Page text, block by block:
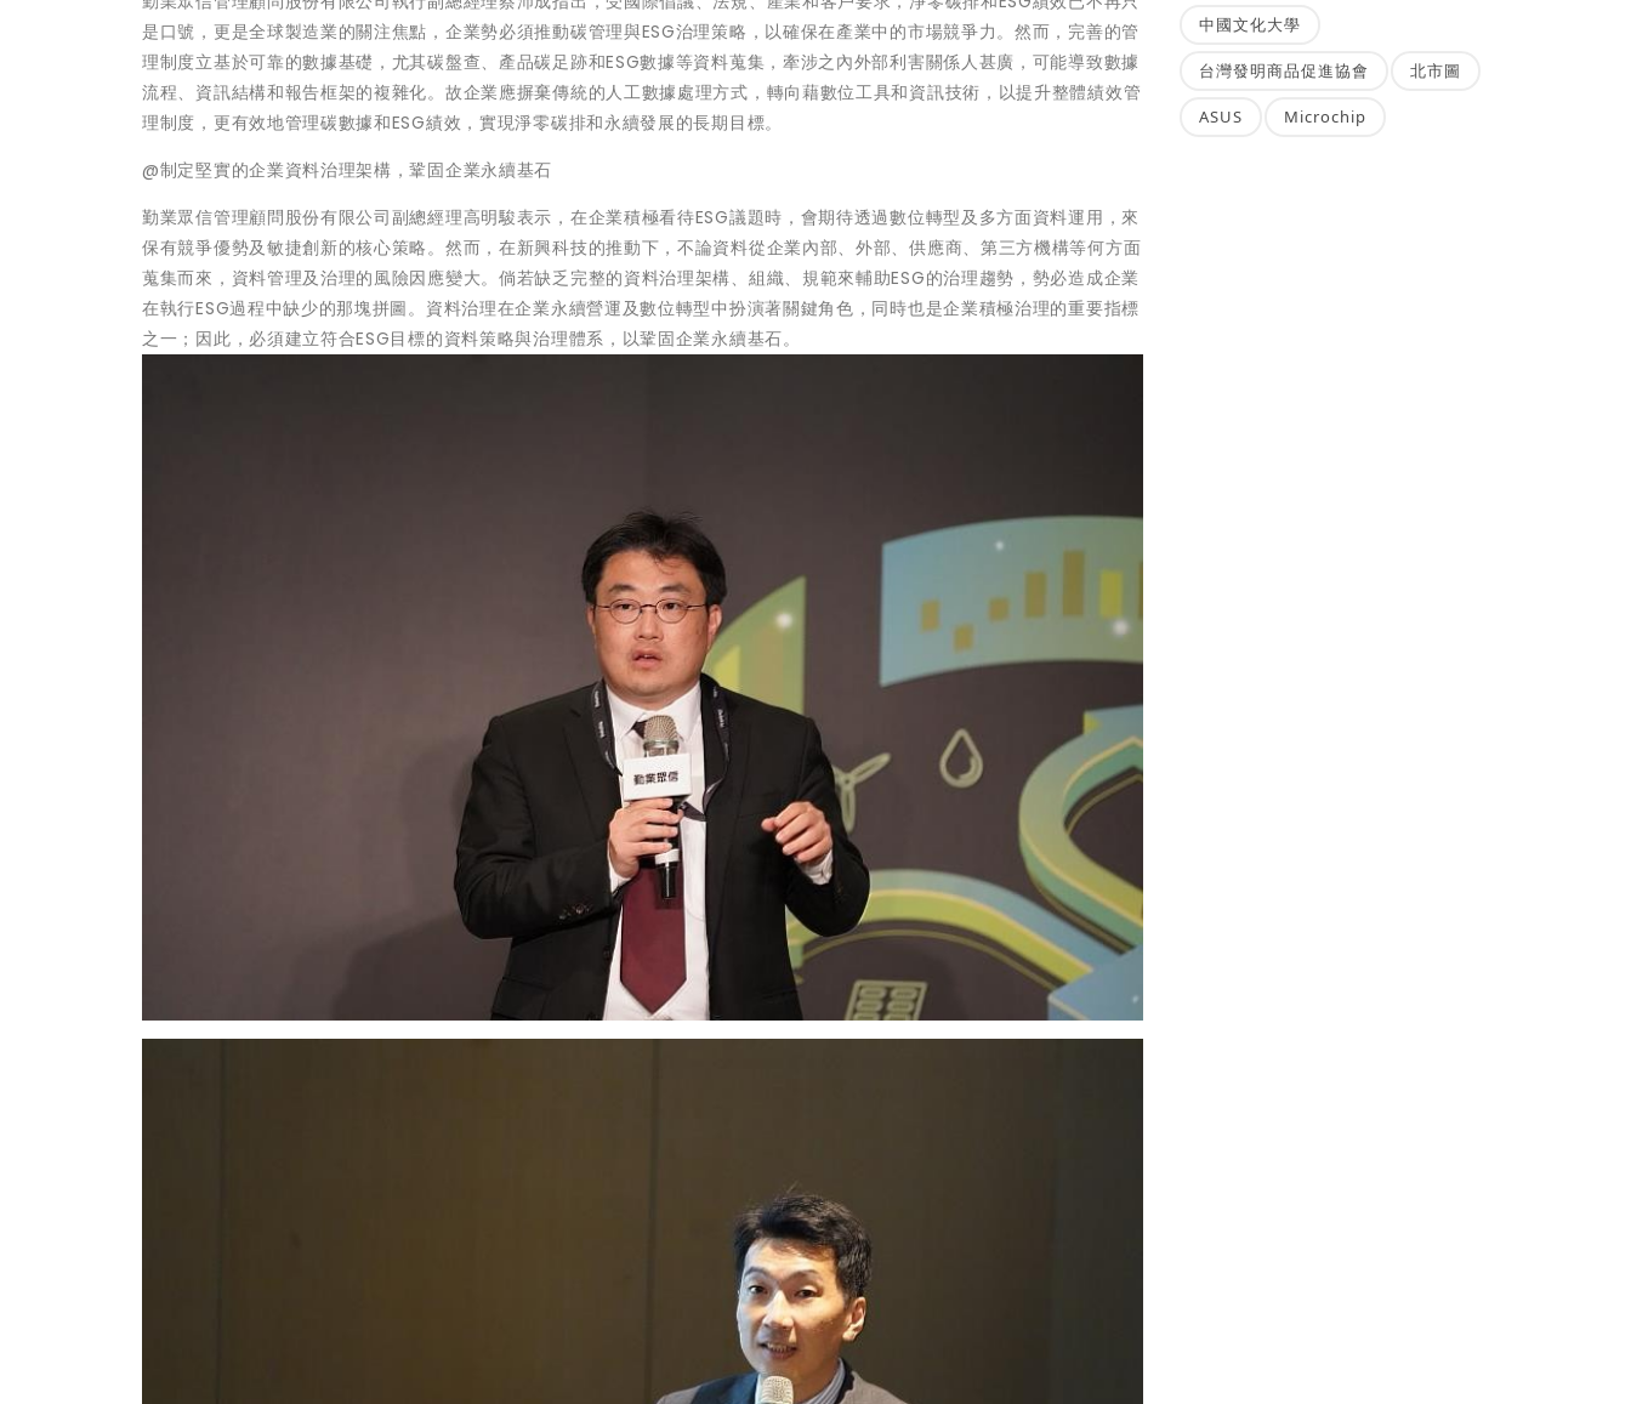
是口號，更是全球製造業的關注焦點，企業勢必須推動碳管理與ESG治理策略，以確保在產業中的市場競爭力。然而，完善的管
理制度立基於可靠的數據基礎，尤其碳盤查、產品碳足跡和ESG數據等資料蒐集，牽涉之內外部利害關係人甚廣，可能導致數據
流程、資訊結構和報告框架的複雜化。故企業應摒棄傳統的人工數據處理方式，轉向藉數位工具和資訊技術，以提升整體績效管
理制度，更有效地管理碳數據和ESG績效，實現淨零碳排和永續發展的長期目標。
@制定堅實的企業資料治理架構，鞏固企業永續基石
勤業眾信管理顧問股份有限公司副總經理高明駿表示，在企業積極看待ESG議題時，會期待透過數位轉型及多方面資料運用，來
保有競爭優勢及敏捷創新的核心策略。然而，在新興科技的推動下，不論資料從企業內部、外部、供應商、第三方機構等何方面
蒐集而來，資料管理及治理的風險因應變大。倘若缺乏完整的資料治理架構、組織、規範來輔助ESG的治理趨勢，勢必造成企業
在執行ESG過程中缺少的那塊拼圖。資料治理在企業永續營運及數位轉型中扮演著關鍵角色，同時也是企業積極治理的重要指標
之一；因此，必須建立符合ESG目標的資料策略與治理體系，以鞏固企業永續基石。
中國文化大學
台灣發明商品促進協會 北市圖
ASUS Microchip